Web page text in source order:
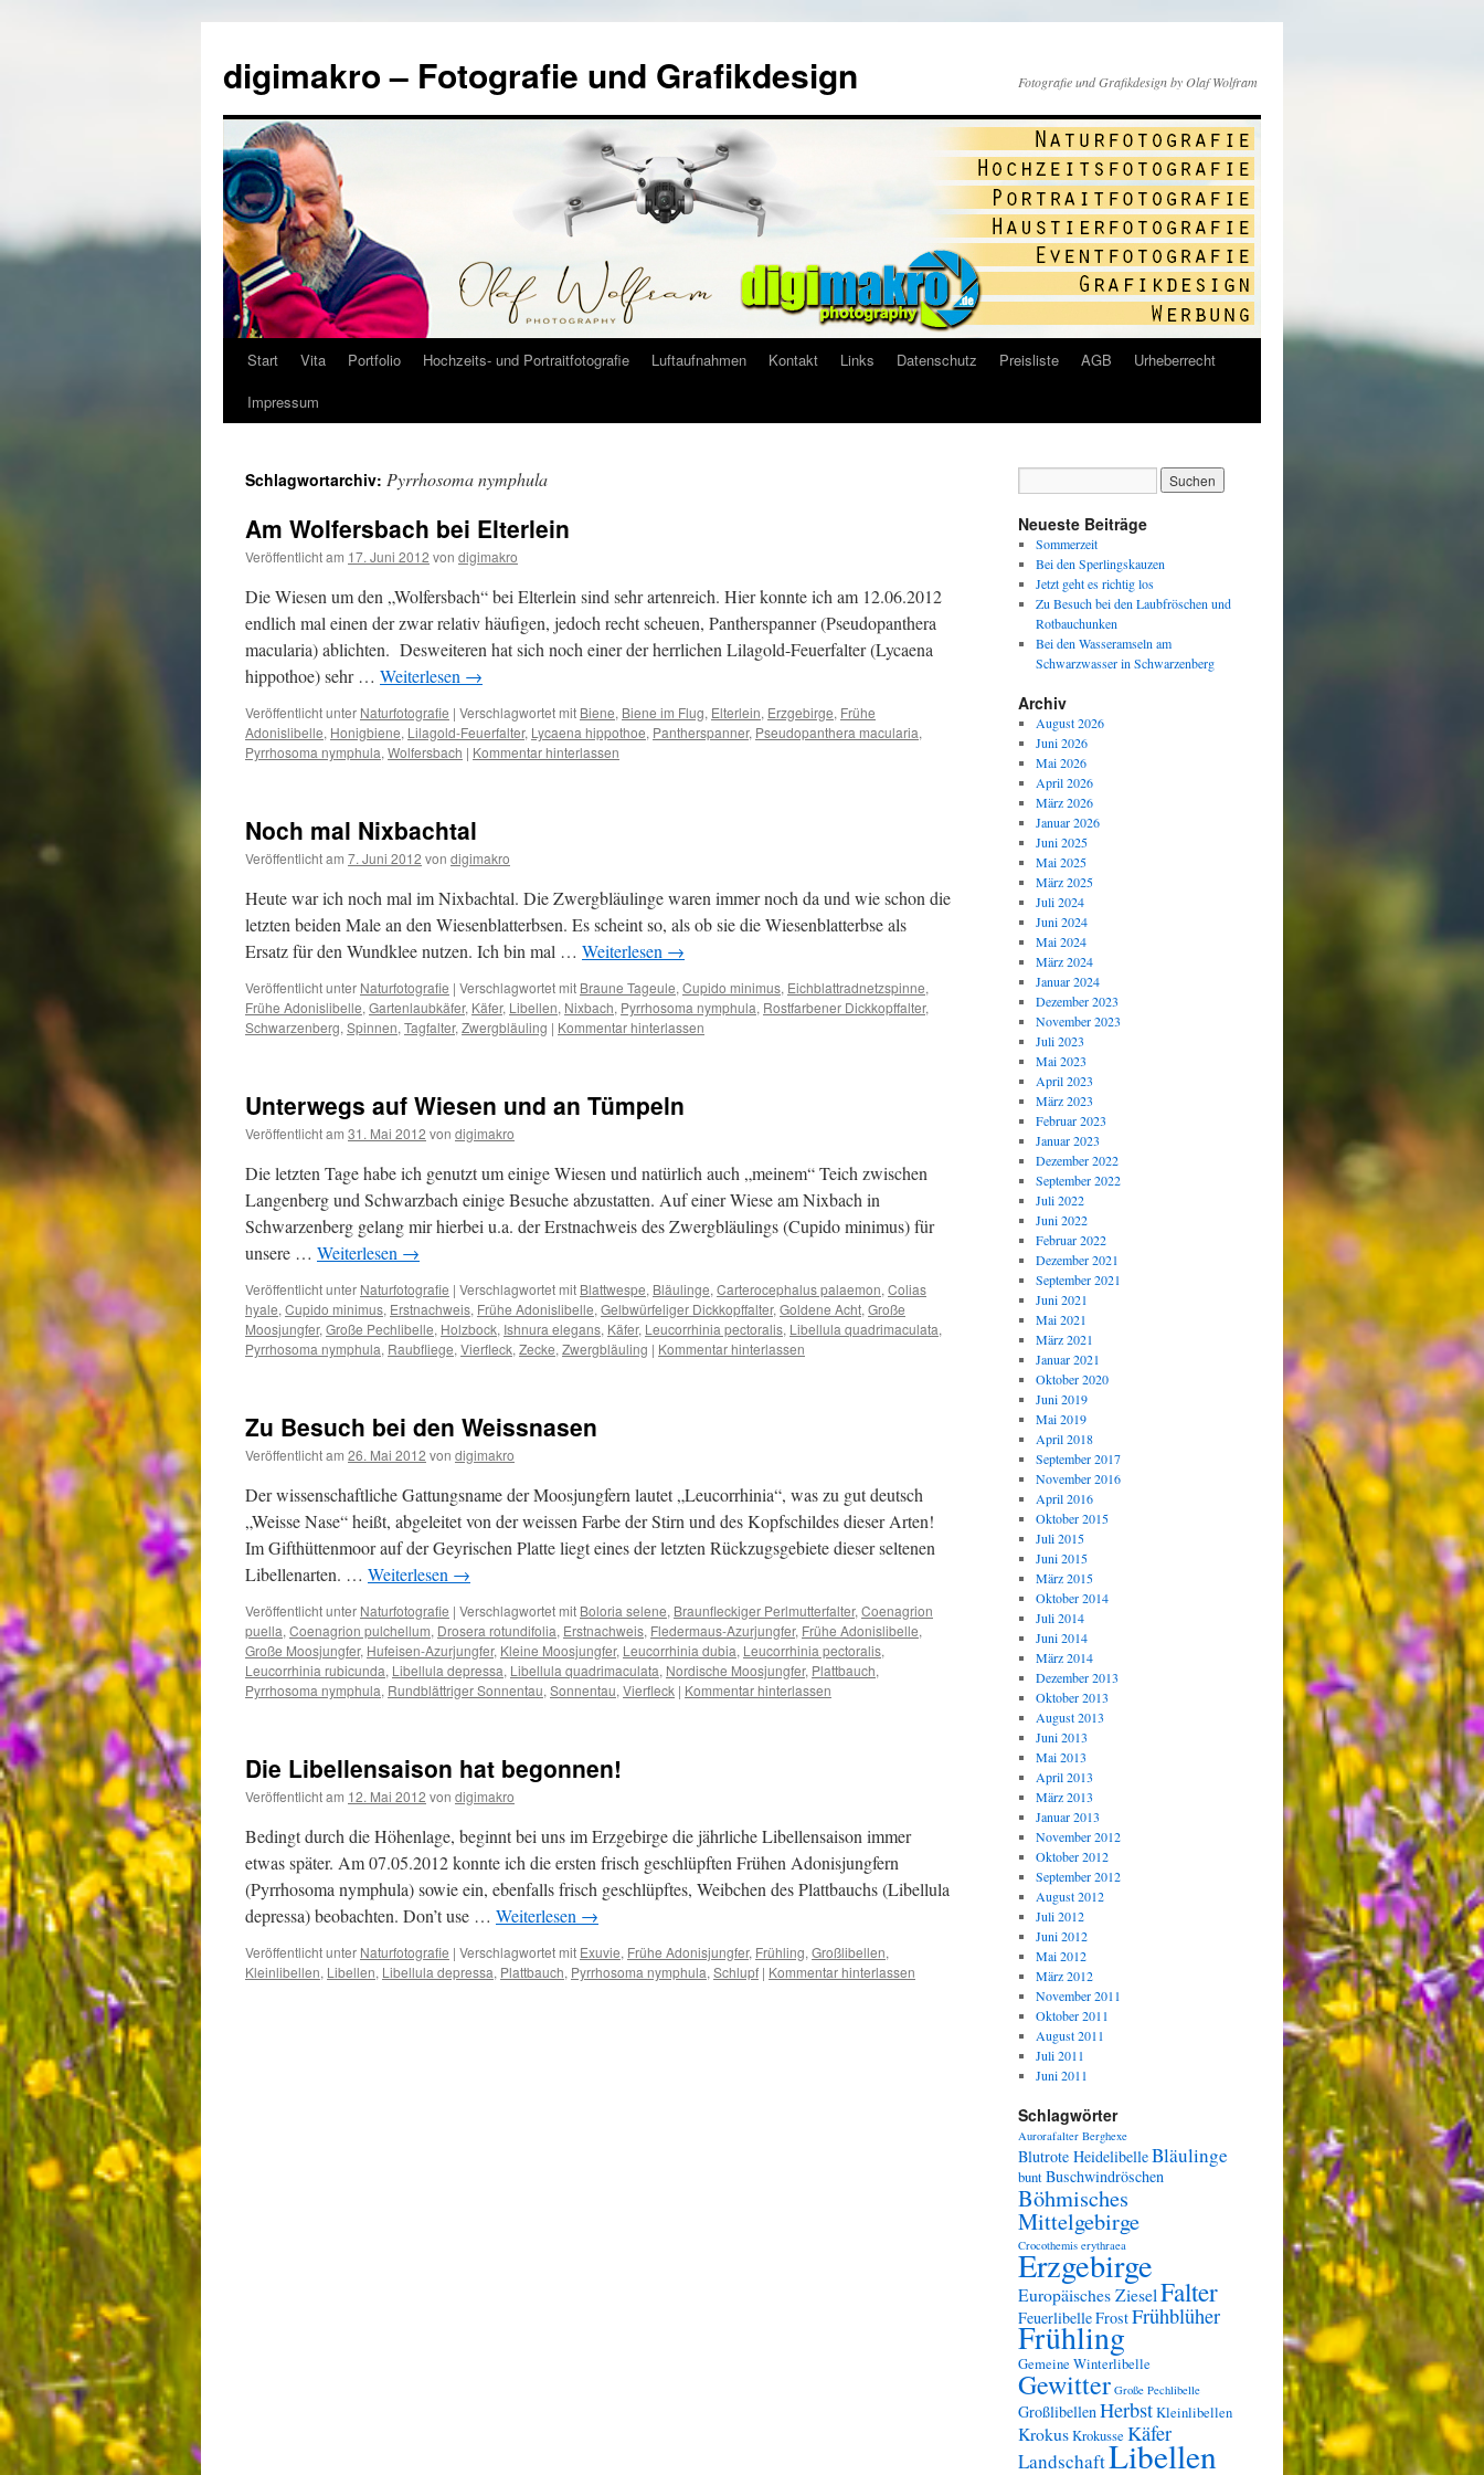
springen
digimakro – Fotografie und Grafikdesign Fotografie und Grafikdesign by Olaf Wolfram
Start Vita Portfolio Hochzeits- und Portraitfotografie Luftaufnahmen Kontakt Links Datenschutz Preisliste AGB
Urheberrecht
Impressum
Schlagwortarchiv: Pyrrhosoma nymphula
Am Wolfersbach bei Elterlein
Veröffentlicht am 17. Juni 2012 von digimakro
Die Wiesen um den „Wolfersbach“ bei Elterlein sind sehr artenreich. Hier konnte ich am 12.06.2012
endlich mal einen der zwar relativ häufigen, jedoch recht scheuen, Pantherspanner (Pseudopanthera
macularia) ablichten. Desweiteren hat sich noch einer der herrlichen Lilagold-Feuerfalter (Lycaena
hippothoe) sehr … Weiterlesen →
Veröffentlicht unter Naturfotografie | Verschlagwortet mit Biene, Biene im Flug, Elterlein, Erzgebirge, Frühe
Adonislibelle, Honigbiene, Lilagold-Feuerfalter, Lycaena hippothoe, Pantherspanner, Pseudopanthera macularia,
Pyrrhosoma nymphula, Wolfersbach | Kommentar hinterlassen
Noch mal Nixbachtal
Veröffentlicht am 7. Juni 2012 von digimakro
Heute war ich noch mal im Nixbachtal. Die Zwergbläulinge waren immer noch da und wie schon die
letzten beiden Male an den Wiesenblatterbsen. Es scheint so, als ob sie die Wiesenblatterbse als
Ersatz für den Wundklee nutzen. Ich bin mal … Weiterlesen →
Veröffentlicht unter Naturfotografie | Verschlagwortet mit Braune Tageule, Cupido minimus, Eichblattradnetzspinne,
Frühe Adonislibelle, Gartenlaubkäfer, Käfer, Libellen, Nixbach, Pyrrhosoma nymphula, Rostfarbener Dickkopffalter,
Schwarzenberg, Spinnen, Tagfalter, Zwergbläuling | Kommentar hinterlassen
Unterwegs auf Wiesen und an Tümpeln
Veröffentlicht am 31. Mai 2012 von digimakro
Die letzten Tage habe ich genutzt um einige Wiesen und natürlich auch „meinem“ Teich zwischen
Langenberg und Schwarzbach einige Besuche abzustatten. Auf einer Wiese am Nixbach in
Schwarzenberg gelang mir hierbei u.a. der Erstnachweis des Zwergbläulings (Cupido minimus) für
unsere … Weiterlesen →
Veröffentlicht unter Naturfotografie | Verschlagwortet mit Blattwespe, Bläulinge, Carterocephalus palaemon, Colias
hyale, Cupido minimus, Erstnachweis, Frühe Adonislibelle, Gelbwürfeliger Dickkopffalter, Goldene Acht, Große
Moosjungfer, Große Pechlibelle, Holzbock, Ishnura elegans, Käfer, Leucorrhinia pectoralis, Libellula quadrimaculata,
Pyrrhosoma nymphula, Raubfliege, Vierfleck, Zecke, Zwergbläuling | Kommentar hinterlassen
Zu Besuch bei den Weissnasen
Veröffentlicht am 26. Mai 2012 von digimakro
Der wissenschaftliche Gattungsname der Moosjungfern lautet „Leucorrhinia“, was zu gut deutsch
„Weisse Nase“ heißt, abgeleitet von der weissen Farbe der Stirn und des Kopfschildes dieser Arten!
Im Gifthüttenmoor auf der Geyrischen Platte liegt eines der letzten Rückzugsgebiete dieser seltenen
Libellenarten. … Weiterlesen →
Veröffentlicht unter Naturfotografie | Verschlagwortet mit Boloria selene, Braunfleckiger Perlmutterfalter, Coenagrion
puella, Coenagrion pulchellum, Drosera rotundifolia, Erstnachweis, Fledermaus-Azurjungfer, Frühe Adonislibelle,
Große Moosjungfer, Hufeisen-Azurjungfer, Kleine Moosjungfer, Leucorrhinia dubia, Leucorrhinia pectoralis,
Leucorrhinia rubicunda, Libellula depressa, Libellula quadrimaculata, Nordische Moosjungfer, Plattbauch,
Pyrrhosoma nymphula, Rundblättriger Sonnentau, Sonnentau, Vierfleck | Kommentar hinterlassen
Die Libellensaison hat begonnen!
Veröffentlicht am 12. Mai 2012 von digimakro
Bedingt durch die Höhenlage, beginnt bei uns im Erzgebirge die jährliche Libellensaison immer
etwas später. Am 07.05.2012 konnte ich die ersten frisch geschlüpften Frühen Adonisjungfern
(Pyrrhosoma nymphula) sowie ein, ebenfalls frisch geschlüpftes, Weibchen des Plattbauchs (Libellula
depressa) beobachten. Don’t use … Weiterlesen →
Veröffentlicht unter Naturfotografie | Verschlagwortet mit Exuvie, Frühe Adonisjungfer, Frühling, Großlibellen,
Kleinlibellen, Libellen, Libellula depressa, Plattbauch, Pyrrhosoma nymphula, Schlupf | Kommentar hinterlassen
Neueste Beiträge
Sommerzeit
Bei den Sperlingskauzen
Jetzt geht es richtig los
Zu Besuch bei den Laubfröschen und
Rotbauchunken
Bei den Wasseramseln am
Schwarzwasser in Schwarzenberg
Archiv
August 2026
Juni 2026
Mai 2026
April 2026
März 2026
Januar 2026
Juni 2025
Mai 2025
März 2025
Juli 2024
Juni 2024
Mai 2024
März 2024
Januar 2024
Dezember 2023
November 2023
Juli 2023
Mai 2023
April 2023
März 2023
Februar 2023
Januar 2023
Dezember 2022
September 2022
Juli 2022
Juni 2022
Februar 2022
Dezember 2021
September 2021
Juni 2021
Mai 2021
März 2021
Januar 2021
Oktober 2020
Juni 2019
Mai 2019
April 2018
September 2017
November 2016
April 2016
Oktober 2015
Juli 2015
Juni 2015
März 2015
Oktober 2014
Juli 2014
Juni 2014
März 2014
Dezember 2013
Oktober 2013
August 2013
Juni 2013
Mai 2013
April 2013
März 2013
Januar 2013
November 2012
Oktober 2012
September 2012
August 2012
Juli 2012
Juni 2012
Mai 2012
März 2012
November 2011
Oktober 2011
August 2011
Juli 2011
Juni 2011
Schlagwörter
Aurorafalter Berghexe
Blutrote HeidelibelleBläulinge
buntBuschwindröschen
Böhmisches
Mittelgebirge
Crocothemis erythraea
Erzgebirge
Europäisches ZieselFalter
FeuerlibelleFrostFrühblüher
Frühling
Gemeine Winterlibelle
Gewitter Große Pechlibelle
GroßlibellenHerbstKleinlibellen
KrokusKrokusse Käfer
LandschaftLibellen